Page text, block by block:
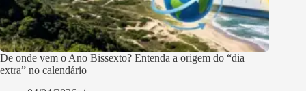
De onde vem o Ano Bissexto? Entenda a origem do “dia
extra” no calendário